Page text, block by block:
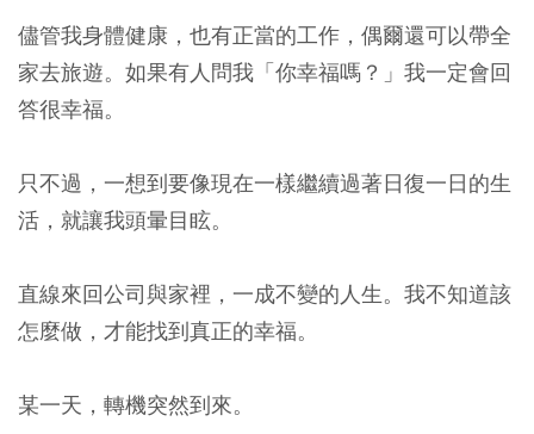
儘管我身體健康，也有正當的工作，偶爾還可以帶全
家去旅遊。如果有人問我「你幸福嗎？」我一定會回
答很幸福。
只不過，一想到要像現在一樣繼續過著日復一日的生
活，就讓我頭暈目眩。
直線來回公司與家裡，一成不變的人生。我不知道該
怎麼做，才能找到真正的幸福。
某一天，轉機突然到來。